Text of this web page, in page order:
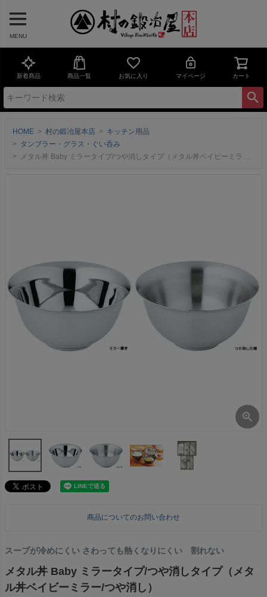
MENU
新着商品 商品一覧 お気に入り マイページ カート
HOME 村の鍛冶屋本店
キッチン用品
タンブラー・グラス・ぐい呑み
メタル丼 Baby ミラータイプ/つや消しタイプ（メタル丼ベイビーミラー/つや消し）直径12cm（18-8ステンレス製）2重構造だから割れない！冷めない！熱くない！
商品についてのお問い合わせ
スープが冷めにくい さわっても熱くなりにくい 割れない
メタル丼 Baby ミラータイプ/つや消しタイプ（メタ
ル丼ベイビーミラー/つや消し）